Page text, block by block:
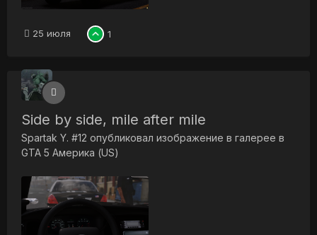
25 июля 1
Side by side, mile after mile
Spartak Y. #12 опубликовал изображение в галерее в
GTA 5 Америка (US)